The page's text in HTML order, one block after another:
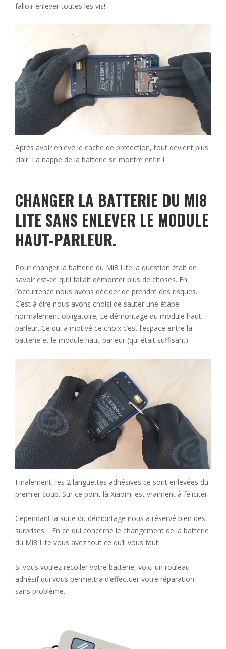
falloir enlever toutes les vis!
Après avoir enlevé le cache de protection, tout devient plus
clair. La nappe de la batterie se montre enfin !
CHANGER LA BATTERIE DU MI8
LITE SANS ENLEVER LE MODULE
HAUT-PARLEUR.
Pour changer la batterie du Mi8 Lite la question était de
savoir est-ce qu’il fallait démonter plus de choses. En
l’occurrence nous avons décider de prendre des risques.
C’est à dire nous avons choisi de sauter une étape
normalement obligatoire; Le démontage du module haut-
parleur. Ce qui a motivé ce choix c’est l’espace entre la
batterie et le module haut-parleur (qui était suffisant).
Finalement, les 2 languettes adhésives ce sont enlevées du
premier coup. Sur ce point là Xiaomi est vraiment à féliciter.
Cependant la suite du démontage nous a réservé bien des
surprises… En ce qui concerne le changement de la batterie
du Mi8 Lite vous avez tout ce qu’il vous faut.
Si vous voulez recoller votre batterie, voici un rouleau
adhésif qui vous permettra d’effectuer votre réparation
sans problème.